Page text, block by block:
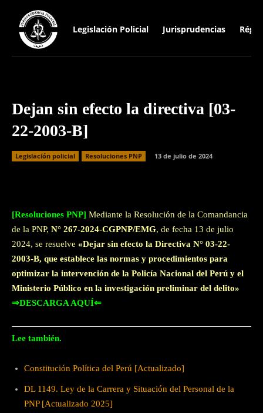
Legislación Policial Jurisprudencias
Dejan sin efecto la directiva [03-
22-2003-B]
Legislación policial Resoluciones PNP
13 de julio de 2024
[Resoluciones PNP] Mediante la Resolución de la Comandancia
de la PNP, N° 267-2024-CGPNP/EMG, de fecha 13 de julio
2024, se resuelve «Dejar sin efecto la Directiva N° 03-22-
2003-B, que establece las normas y procedimientos para
optimizar la intervención de la Policía Nacional del Perú y el
Ministerio Público en la investigación preliminar del delito»
⇒DESCARGA AQUÍ⇐
Lee también.
Constitución Política del Perú [Actualizado]
DL 1149. Ley de la Carrera y Situación del Personal de la
PNP [Actualizado 2025]